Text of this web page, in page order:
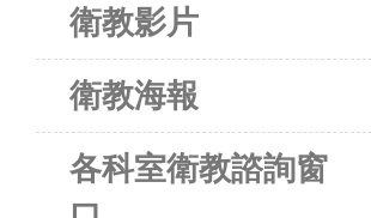
衛教影片
衛教海報
各科室衛教諮詢窗